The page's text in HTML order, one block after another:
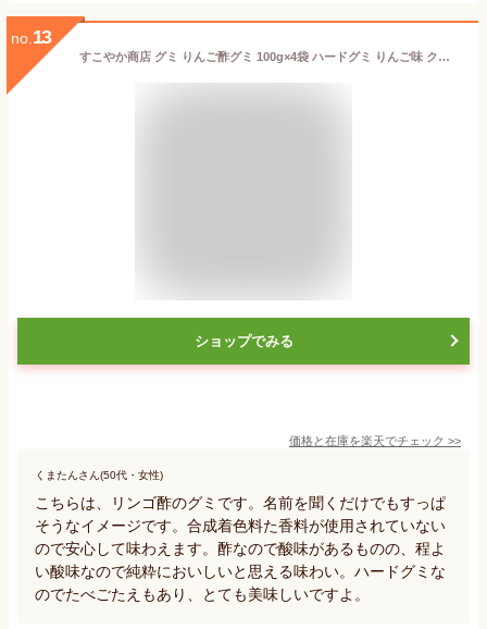
no. 13
すこやか商店 グミ りんご酢グミ 100g×4袋 ハードグミ りんご味 クエン酸 酸っぱい 酢を感じる 甜菜糖 白砂糖不使用 噛む事で歯を健康に 弾力食感 1粒満腹お菓子
ショップでみる
価格と在庫を楽天でチェック >>
くまたんさん(50代・女性)
こちらは、リンゴ酢のグミです。名前を聞くだけでもすっぱ
そうなイメージです。合成着色料た香料が使用されていない
ので安心して味わえます。酢なので酸味があるものの、程よ
い酸味なので純粋においしいと思える味わい。ハードグミな
のでたべごたえもあり、とても美味しいですよ。